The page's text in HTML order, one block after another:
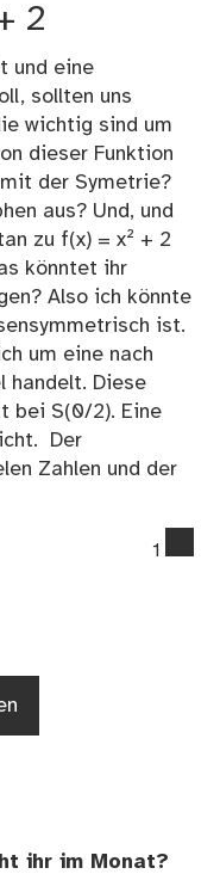
2
und eine
sollten uns
wichtig sind um
dieser Funktion
der Symetrie?
aus? Und, und
zu f(x) = x² + 2
könntet ihr
Also ich könnte
ist.
um eine nach
handelt. Diese
bei S(0/2). Eine
Der
Zahlen und der
1
ihr im Monat?